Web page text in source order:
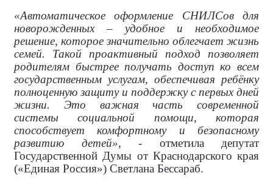
«Автоматическое оформление СНИЛСов для
новорожденных – удобное и необходимое
решение, которое значительно облегчает жизнь
семей. Такой проактивный подход позволяет
родителям быстрее получать доступ ко всем
государственным услугам, обеспечивая ребёнку
полноценную защиту и поддержку с первых дней
жизни. Это важная часть современной
системы социальной помощи, которая
способствует комфортному и безопасному
развитию детей», - отметила депутат
Государственной Думы от Краснодарского края
(«Единая Россия») Светлана Бессараб.